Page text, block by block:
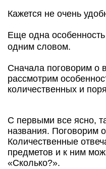
Кажется не очень
Еще одна
одним словом.
Сначала поговорим о
рассмотрим
количественных и
С первыми все ясно,
названия. Поговорим
Количественные
предметов и к ним
«Сколько?».